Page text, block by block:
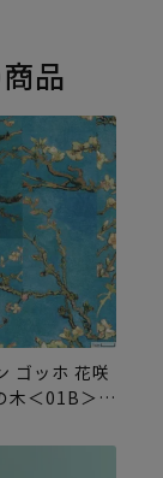
品
ゴッホ 花咲
木＜01B＞
ビーレデザ
ン